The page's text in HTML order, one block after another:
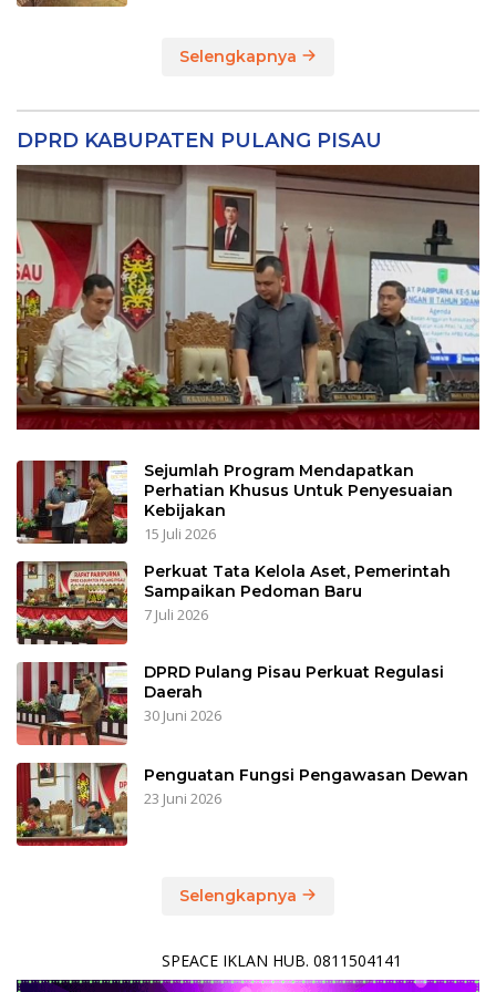
Selengkapnya
DPRD KABUPATEN PULANG PISAU
Sejumlah Program Mendapatkan
Perhatian Khusus Untuk Penyesuaian
Kebijakan
15 Juli 2026
Perkuat Tata Kelola Aset, Pemerintah
Sampaikan Pedoman Baru
7 Juli 2026
DPRD Pulang Pisau Perkuat Regulasi
Daerah
30 Juni 2026
Penguatan Fungsi Pengawasan Dewan
23 Juni 2026
Selengkapnya
SPEACE IKLAN HUB. 0811504141